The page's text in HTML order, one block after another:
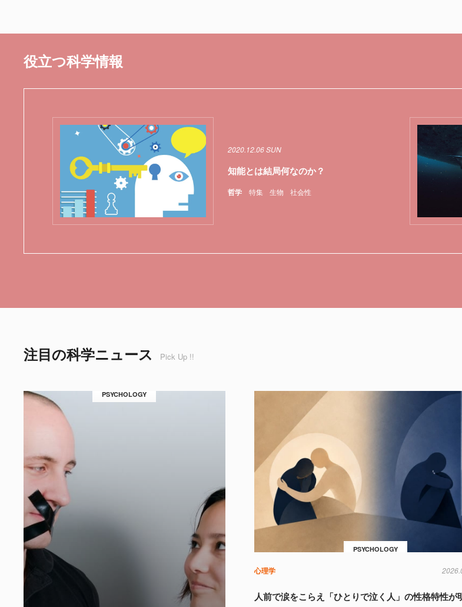
役立つ科学情報
哲学 特集 生物 社会性
2020.12.06 SUN
知能とは結局何なのか？
注目の科学ニュース Pick Up !!
PSYCHOLOGY
PSYCHOLOGY
心理学
人前で涙をこらえ「ひとりで泣く人」の性格特性が